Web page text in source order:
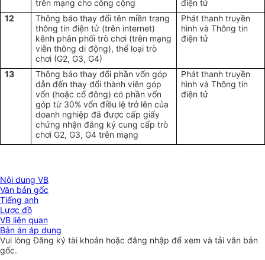
trên mạng cho công cộng
điện tử
12
Thông báo thay đổi tên miền trang
thông tin điện tử (trên internet)
kênh phân phối trò chơi (trên mạng
viễn thông di động), thể loại trò
chơi (G2, G3, G4)
Phát thanh truyền
hình và Thông tin
điện tử
13
Thông báo thay đổi phần vốn góp
dẫn đến thay đổi thành viên góp
vốn (hoặc cổ đông) có phần vốn
góp từ 30% vốn điều lệ trở lên của
doanh nghiệp đã được cấp giấy
chứng nhận đăng ký cung cấp trò
chơi G2, G3, G4 trên mạng
Phát thanh truyền
hình và Thông tin
điện tử
Nội dung VB
Văn bản gốc
Tiếng anh
Lược đồ
VB liên quan
Bản án áp dụng
Vui lòngĐăng ký tài khoản hoặc đăng nhập để xem và tải văn bản
gốc.